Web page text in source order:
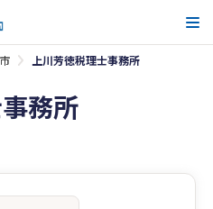
上川芳徳税理士事務所
務所